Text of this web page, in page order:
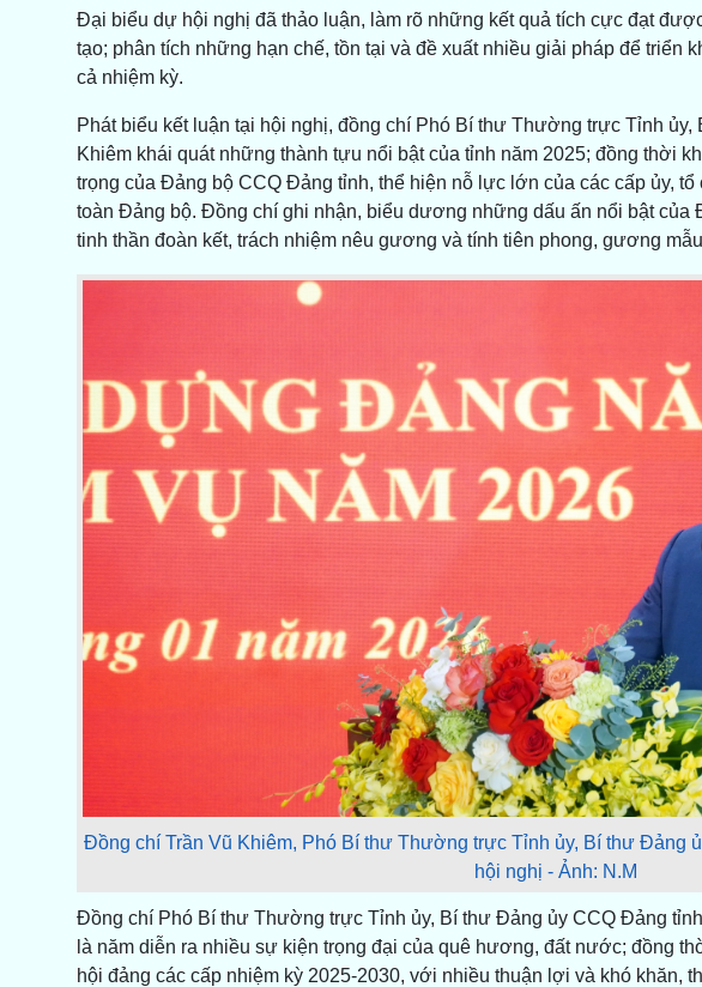
Đại biểu dự hội nghị đã thảo luận, làm rõ những kết quả tích cực đạt
tạo; phân tích những hạn chế, tồn tại và đề xuất nhiều giải pháp để triển
cả nhiệm kỳ.
Phát biểu kết luận tại hội nghị, đồng chí Phó Bí thư Thường trực Tỉnh
Khiêm khái quát những thành tựu nổi bật của tỉnh năm 2025; đồng thời
trọng của Đảng bộ CCQ Đảng tỉnh, thể hiện nỗ lực lớn của các cấp ủy,
toàn Đảng bộ. Đồng chí ghi nhận, biểu dương những dấu ấn nổi bật của
tinh thần đoàn kết, trách nhiệm nêu gương và tính tiên phong, gương
Đồng chí Trần Vũ Khiêm, Phó Bí thư Thường trực Tỉnh ủy, Bí thư Đảng
hội nghị - Ảnh: N.M
Đồng chí Phó Bí thư Thường trực Tỉnh ủy, Bí thư Đảng ủy CCQ Đảng
là năm diễn ra nhiều sự kiện trọng đại của quê hương, đất nước; đồng
hội đảng các cấp nhiệm kỳ 2025-2030, với nhiều thuận lợi và khó khăn,